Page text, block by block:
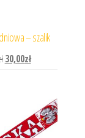
– szalik
Pierwotna cena wynosiła:
30,00złAktualna cena